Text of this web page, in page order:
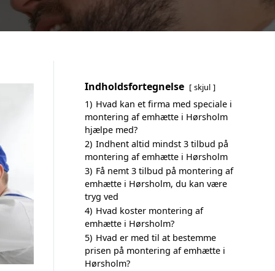
Indholdsfortegnelse skjul
1) Hvad kan et firma med speciale i
montering af emhætte i Hørsholm
hjælpe med?
2) Indhent altid mindst 3 tilbud på
montering af emhætte i Hørsholm
3) Få nemt 3 tilbud på montering af
emhætte i Hørsholm, du kan være
tryg ved
4) Hvad koster montering af
emhætte i Hørsholm?
5) Hvad er med til at bestemme
prisen på montering af emhætte i
Hørsholm?